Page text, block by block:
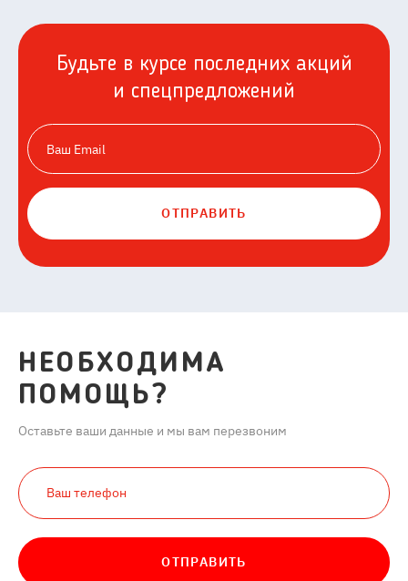
Будьте в курсе последних акций
и спецпредложений
ОТПРАВИТЬ
НЕОБХОДИМА
ПОМОЩЬ?
Оставьте ваши данные и мы вам перезвоним
ОТПРАВИТЬ